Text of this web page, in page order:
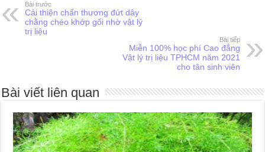
Bài trước
Cải thiện chấn thương đứt dây
chằng chéo khớp gối nhờ vật lý
trị liệu
Bài tiếp
Miễn 100% học phí Cao đẳng
Vật lý trị liệu TPHCM năm 2021
cho tân sinh viên
Bài viết liên quan